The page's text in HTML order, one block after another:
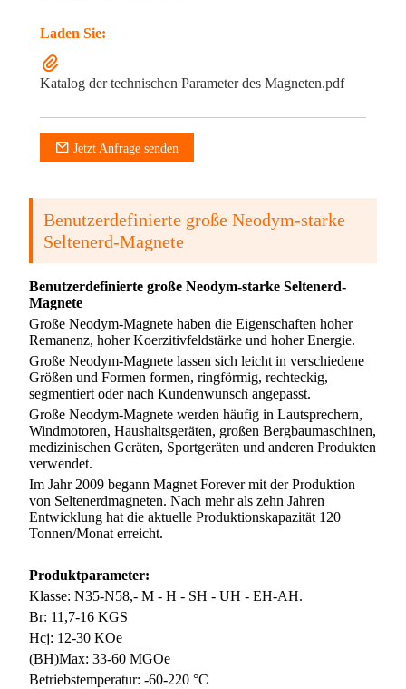
Laden Sie:
Katalog der technischen Parameter des Magneten.pdf
Jetzt Anfrage senden
Benutzerdefinierte große Neodym-starke
Seltenerd-Magnete
Benutzerdefinierte große Neodym-starke Seltenerd-
Magnete
Große Neodym-Magnete haben die Eigenschaften hoher
Remanenz, hoher Koerzitivfeldstärke und hoher Energie.
Große Neodym-Magnete lassen sich leicht in verschiedene
Größen und Formen formen, ringförmig, rechteckig,
segmentiert oder nach Kundenwunsch angepasst.
Große Neodym-Magnete werden häufig in Lautsprechern,
Windmotoren, Haushaltsgeräten, großen Bergbaumaschinen,
medizinischen Geräten, Sportgeräten und anderen Produkten
verwendet.
Im Jahr 2009 begann Magnet Forever mit der Produktion
von Seltenerdmagneten. Nach mehr als zehn Jahren
Entwicklung hat die aktuelle Produktionskapazität 120
Tonnen/Monat erreicht.
Produktparameter:
Klasse: N35-N58,- M - H - SH - UH - EH-AH.
Br: 11,7-16 KGS
Hcj: 12-30 KOe
(BH)Max: 33-60 MGOe
Betriebstemperatur: -60-220 °C